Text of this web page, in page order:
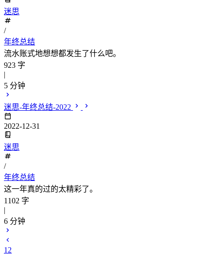
迷思
/
年终总结
流水账式地想想都发生了什么吧。
923 字
|
5 分钟
迷思-年终总结-2022
2022-12-31
迷思
/
年终总结
这一年真的过的太精彩了。
1102 字
|
6 分钟
1 2